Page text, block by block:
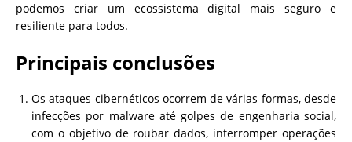
podemos criar um ecossistema digital mais seguro e
resiliente para todos.
Principais conclusões
Os ataques cibernéticos ocorrem de várias formas, desde
infecções por malware até golpes de engenharia social,
com o objetivo de roubar dados, interromper operações